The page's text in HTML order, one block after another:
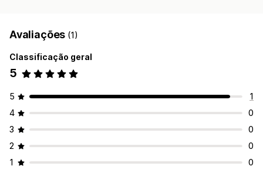
Avaliações (1)
Classificação geral
5
5
1
4
0
3
0
2
0
1
0